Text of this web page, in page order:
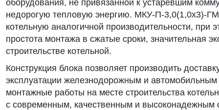
оборудования, не привязанной к устаревшим
недорогую тепловую энергию. МКУ-П-3,0(1,0х3)-
котельную аналогичной производительности, при
простота монтажа в сжатые сроки, значительная
строительстве котельной.
Конструкция блока позволяет производить
эксплуатации железнодорожным и
монтажные работы на месте строительства
с современным, качественным и